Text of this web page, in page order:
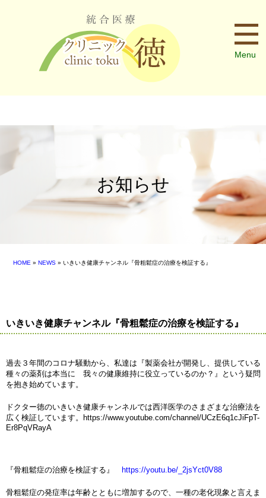
Menu
お知らせ
HOME » NEWS » いきいき健康チャンネル『骨粗鬆症の治療を検証する』
いきいき健康チャンネル『骨粗鬆症の治療を検証する』
過去３年間のコロナ騒動から、私達は『製薬会社が開発し、提供している
種々の薬剤は本当に 我々の健康維持に役立っているのか？』という疑問
を抱き始めています。
ドクター徳のいきいき健康チャンネルでは西洋医学のさまざまな治療法を
広く検証しています。https://www.youtube.com/channel/UCzE6q1cJiFpT-
Er8PqVRayA
『骨粗鬆症の治療を検証する』 https://youtu.be/_2jsYct0V88
骨粗鬆症の発症率は年齢とともに増加するので、一種の老化現象と言えま